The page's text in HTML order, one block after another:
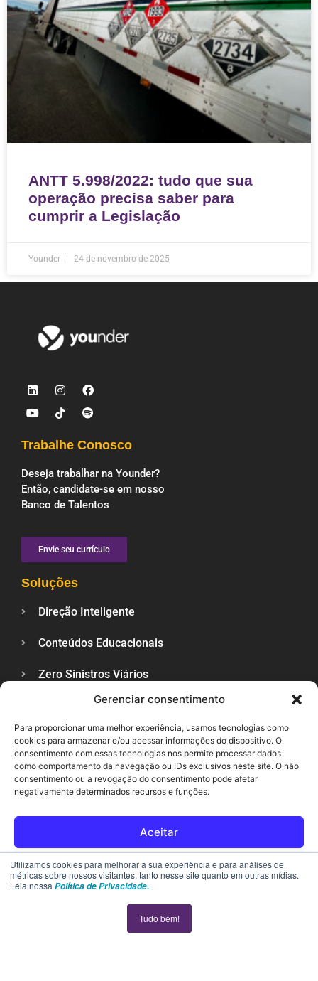
Utilizamos cookies para melhorar a sua experiência e para análises de
métricas sobre nossos visitantes, tanto nesse site quanto em outras mídias.
Leia nossa Política de Privacidade.
Tudo bem!
Gerenciar consentimento
Para proporcionar uma melhor experiência, usamos tecnologias como
cookies para armazenar e/ou acessar informações do dispositivo. O
consentimento com essas tecnologias nos permite processar dados
como comportamento da navegação ou IDs exclusivos neste site. O não
consentimento ou a revogação do consentimento pode afetar
negativamente determinados recursos e funções.
Aceitar
Rejeitar
Política de cookies Declaração de privacidade
ANTT 5.998/2022: tudo que sua
operação precisa saber para
cumprir a Legislação
Younder 24 de novembro de 2025
Trabalhe Conosco
Deseja trabalhar na Younder?
Então, candidate-se em nosso
Banco de Talentos
Envie seu currículo
Soluções
Direção Inteligente
Conteúdos Educacionais
Zero Sinistros Viários
Veículos Sustentáveis
Trânsito Lance a Lance
Veja Também
Blog
Política de Privacidade